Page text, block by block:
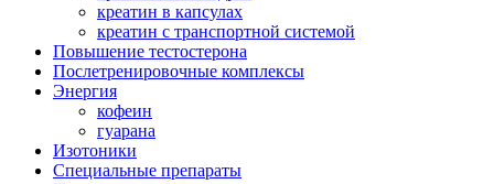
креатин в капсулах
креатин с транспортной системой
Повышение тестостерона
Послетренировочные комплексы
Энергия
кофеин
гуарана
Изотоники
Специальные препараты